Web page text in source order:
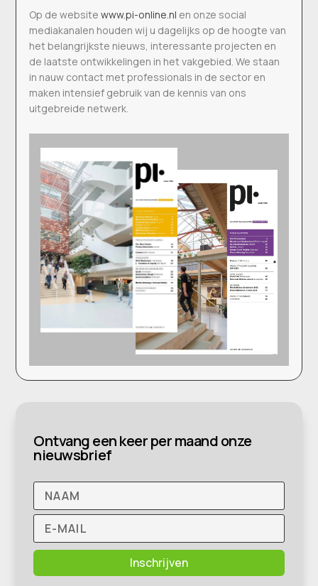
Op de websitewww.pi-online.nl en onze social
mediakanalen houden wij u dagelijks op de hoogte van
het belangrijkste nieuws, interessante projecten en
de laatste ontwikkelingen in het vakgebied. We staan
in nauw contact met professionals in de sector en
maken intensief gebruik van de kennis van ons
uitgebreide netwerk.
Ontvang een keer per maand onze
nieuwsbrief
Inschrijven